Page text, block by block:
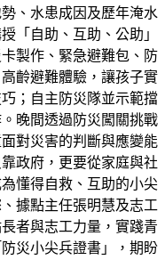
、水患成因及歷年淹水
「自助、互助、公助」
製作、緊急避難包、防
齡避難體驗，讓孩子實
；自主防災隊並示範擋
晚間透過防災闖關挑戰
對災害的判斷與應變能
政府，更要從家庭與社
懂得自救、互助的小尖
據點主任張明慧及志工
者與志工力量，實踐青
災小尖兵證書」，期盼